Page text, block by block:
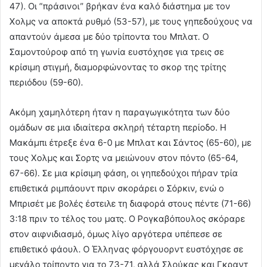
47). Οι “πράσινοι” βρήκαν ένα καλό διάστημα με τον
Χολμς να αποκτά ρυθμό (53-57), με τους γηπεδούχους να
απαντούν άμεσα με δύο τρίποντα του Μπλατ. Ο
Σαμοντούροφ από τη γωνία ευστόχησε για τρεις σε
κρίσιμη στιγμή, διαμορφώνοντας το σκορ της τρίτης
περιόδου (59-60).
Ακόμη χαμηλότερη ήταν η παραγωγικότητα των δύο
ομάδων σε μια ιδιαίτερα σκληρή τέταρτη περίοδο. Η
Μακάμπι έτρεξε ένα 6-0 με Μπλατ και Σάντος (65-60), με
τους Χολμς και Σορτς να μειώνουν στον πόντο (65-64,
67-66). Σε μια κρίσιμη φάση, οι γηπεδούχοι πήραν τρία
επιθετικά ριμπάουντ πριν σκοράρει ο Σόρκιν, ενώ ο
Μπρισέτ με βολές έστειλε τη διαφορά στους πέντε (71-66)
3:18 πριν το τέλος του ματς. Ο Ρογκαβόπουλος σκόραρε
στον αιφνιδιασμό, όμως λίγο αργότερα υπέπεσε σε
επιθετικό φάουλ. Ο Έλληνας φόργουορντ ευστόχησε σε
μεγάλο τρίποντο για το 73-71, αλλά Σλούκας και Γκραντ